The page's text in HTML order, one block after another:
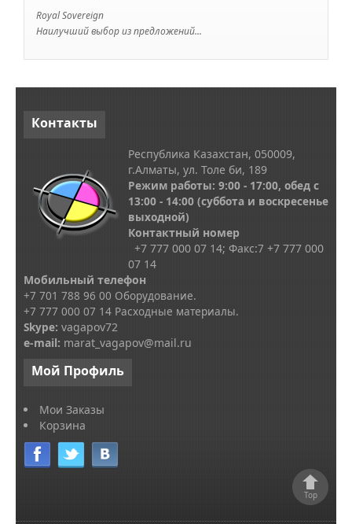
Royal Sovereign
Наилучший выбор из предложений...
Контакты
Республика Казахстан, 050009,
г.Алматы, ул. Толе би, 189
Режим работы: 9:00 - 17:00, обед с
13:00 - 14:00 (суббота и воскресенье
выходной)
Контактный номер
+7 777 000 07 14; Факс:7 +7 777 000
07 14
Мобильный телефон
+7 701 788 96 00 Оборудование.
+7 777 000 07 14 Расходные материалы.
Skype: vagapov72
e-mail: marat_vagapov@mail.ru
Мой Профиль
Мои Заказы
Корзина
Top